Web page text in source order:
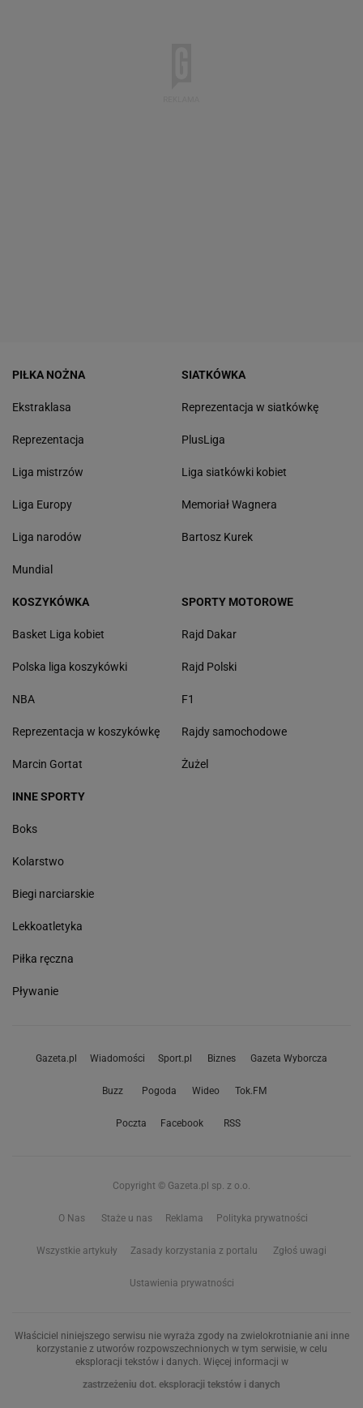
PIŁKA NOŻNA
Ekstraklasa
Reprezentacja
Liga mistrzów
Liga Europy
Liga narodów
Mundial
SIATKÓWKA
Reprezentacja w siatkówkę
PlusLiga
Liga siatkówki kobiet
Memoriał Wagnera
Bartosz Kurek
KOSZYKÓWKA
Basket Liga kobiet
Polska liga koszykówki
NBA
Reprezentacja w koszykówkę
Marcin Gortat
SPORTY MOTOROWE
Rajd Dakar
Rajd Polski
F1
Rajdy samochodowe
Żużel
INNE SPORTY
Boks
Kolarstwo
Biegi narciarskie
Lekkoatletyka
Piłka ręczna
Pływanie
Gazeta.pl Wiadomości Sport.pl Biznes Gazeta Wyborcza
Buzz Pogoda Wideo Tok.FM
Poczta Facebook RSS
Copyright © Gazeta.pl sp. z o.o.
O Nas Staże u nas Reklama Polityka prywatności
Wszystkie artykuły Zasady korzystania z portalu Zgłoś uwagi
Ustawienia prywatności
Właściciel niniejszego serwisu nie wyraża zgody na zwielokrotnianie ani inne
korzystanie z utworów rozpowszechnionych w tym serwisie, w celu
eksploracji tekstów i danych. Więcej informacji w
zastrzeżeniu dot. eksploracji tekstów i danych